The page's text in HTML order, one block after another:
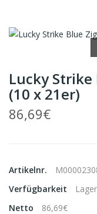
Lucky
(10 x 21er)
86,69€
Artikelnr.
Verfügbarkeit
Netto
86,69€